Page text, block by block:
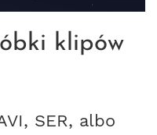
klipów
SER, albo